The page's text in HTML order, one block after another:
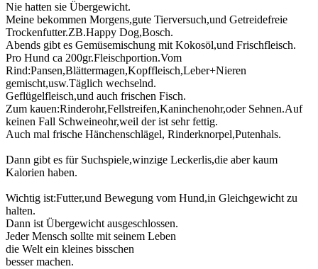
Nie hatten sie Übergewicht.
Meine bekommen Morgens,gute Tierversuch,und Getreidefreie
Trockenfutter.ZB.Happy Dog,Bosch.
Abends gibt es Gemüsemischung mit Kokosöl,und Frischfleisch.
Pro Hund ca 200gr.Fleischportion.Vom
Rind:Pansen,Blättermagen,Kopffleisch,Leber+Nieren
gemischt,usw.Täglich wechselnd.
Geflügelfleisch,und auch frischen Fisch.
Zum kauen:Rinderohr,Fellstreifen,Kaninchenohr,oder Sehnen.Auf
keinen Fall Schweineohr,weil der ist sehr fettig.
Auch mal frische Hänchenschlägel, Rinderknorpel,Putenhals.
Dann gibt es für Suchspiele,winzige Leckerlis,die aber kaum
Kalorien haben.
Wichtig ist:Futter,und Bewegung vom Hund,in Gleichgewicht zu
halten.
Dann ist Übergewicht ausgeschlossen.
Jeder Mensch sollte mit seinem Leben
die Welt ein kleines bisschen
besser machen.